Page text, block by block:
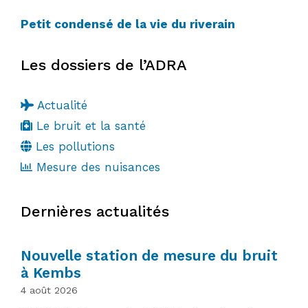
Petit condensé de la vie du riverain
Les dossiers de l’ADRA
Actualité
Le bruit et la santé
Les pollutions
Mesure des nuisances
Dernières actualités
Nouvelle station de mesure du bruit
à Kembs
4 août 2026